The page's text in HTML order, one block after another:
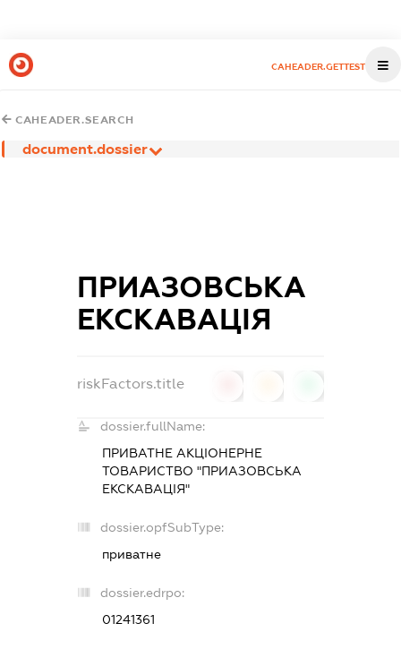
CAHEADER.GETTEST
CAHEADER.SEARCH
document.dossier
ПРИАЗОВСЬКА
ЕКСКАВАЦІЯ
riskFactors.title
dossier.fullName:
ПРИВАТНЕ АКЦІОНЕРНЕ
ТОВАРИСТВО "ПРИАЗОВСЬКА
ЕКСКАВАЦІЯ"
dossier.opfSubType:
приватне
dossier.edrpo:
01241361